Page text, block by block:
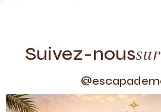
Suivez-nous